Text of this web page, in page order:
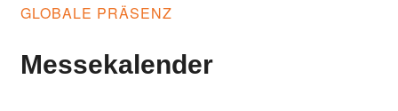
GLOBALE PRÄSENZ
Messekalender